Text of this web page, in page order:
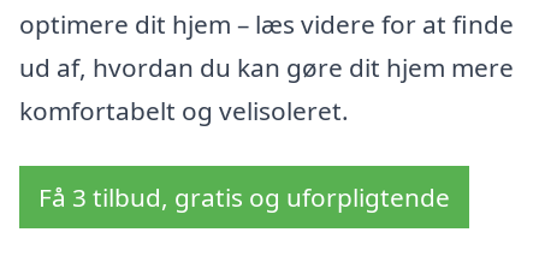
optimere dit hjem – læs videre for at finde
ud af, hvordan du kan gøre dit hjem mere
komfortabelt og velisoleret.
Få 3 tilbud, gratis og uforpligtende